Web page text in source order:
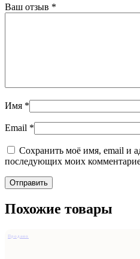
Ваш отзыв *
Имя *
Email *
Сохранить моё имя, email и
последующих моих
Похожие товары
Продано